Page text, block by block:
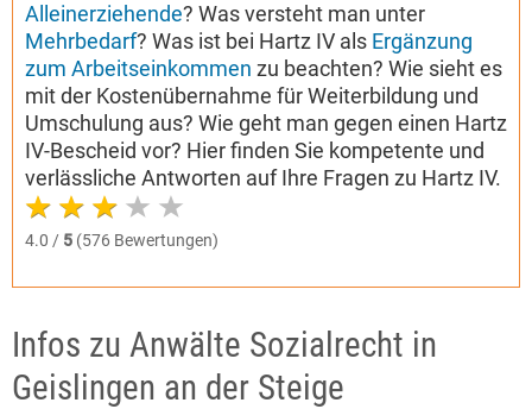
Alleinerziehende? Was versteht man unter
Mehrbedarf? Was ist bei Hartz IV als Ergänzung
zum Arbeitseinkommen zu beachten? Wie sieht es
mit der Kostenübernahme für Weiterbildung und
Umschulung aus? Wie geht man gegen einen Hartz
IV-Bescheid vor? Hier finden Sie kompetente und
verlässliche Antworten auf Ihre Fragen zu Hartz IV.
4.0 / 5 (576 Bewertungen)
Infos zu Anwälte Sozialrecht in
Geislingen an der Steige